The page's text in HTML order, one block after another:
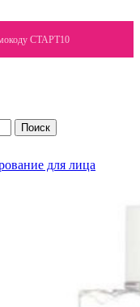
СТАРТ10
Поиск
для лица